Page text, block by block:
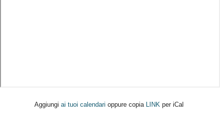
Aggiungi ai tuoi calendari oppure copia LINK per iCal